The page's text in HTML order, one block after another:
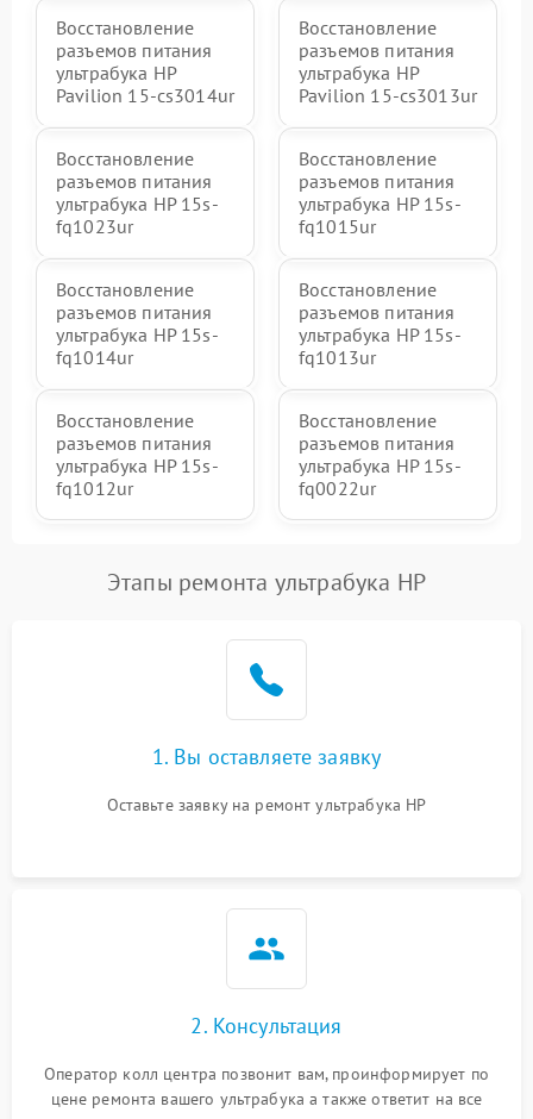
Восстановление
разъемов питания
ультрабука HP
Pavilion 15-cs3014ur
Восстановление
разъемов питания
ультрабука HP
Pavilion 15-cs3013ur
Восстановление
разъемов питания
ультрабука HP 15s-
fq1023ur
Восстановление
разъемов питания
ультрабука HP 15s-
fq1015ur
Восстановление
разъемов питания
ультрабука HP 15s-
fq1014ur
Восстановление
разъемов питания
ультрабука HP 15s-
fq1013ur
Восстановление
разъемов питания
ультрабука HP 15s-
fq1012ur
Восстановление
разъемов питания
ультрабука HP 15s-
fq0022ur
Этапы ремонта ультрабука HP
1. Вы оставляете заявку
Оставьте заявку на ремонт ультрабука HP
2. Консультация
Оператор колл центра позвонит вам, проинформирует по
цене ремонта вашего ультрабука а также ответит на все